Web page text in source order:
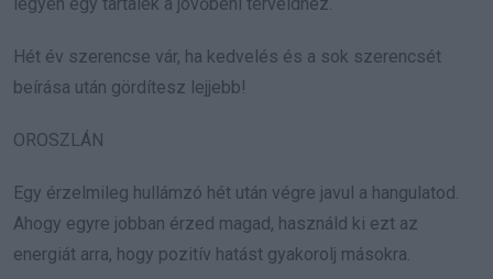
Hét év szerencse vár, ha kedvelés és a sok szerencsét
beírása után gördítesz lejjebb!
OROSZLÁN
Egy érzelmileg hullámzó hét után végre javul a hangulatod.
Ahogy egyre jobban érzed magad, használd ki ezt az
energiát arra, hogy pozitív hatást gyakorolj másokra.